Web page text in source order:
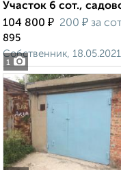
1
Участок 6 сот.,
104 800 ₽ 200 ₽ за
895
Собственник, 18.05.2021